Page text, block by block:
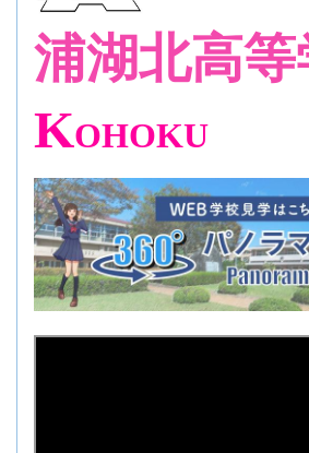
浦湖北高
KOHOKU